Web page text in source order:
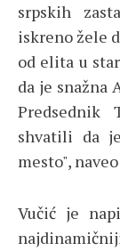
srpskih
iskreno žele
od elita u
da je snažna
shvatili da
mesto",
Vučić je